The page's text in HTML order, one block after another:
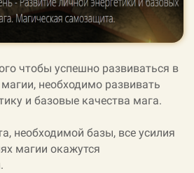
чтобы успешно развиваться в
необходимо развивать
и базовые качества мага.
необходимой базы, все усилия
магии окажутся